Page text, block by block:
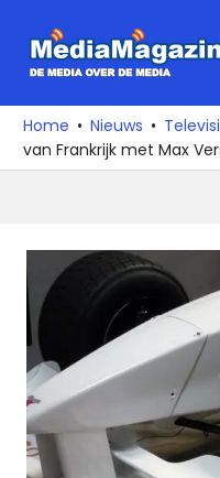
naar
media
over
de
Home Nieuws
van Frankrijk met Max